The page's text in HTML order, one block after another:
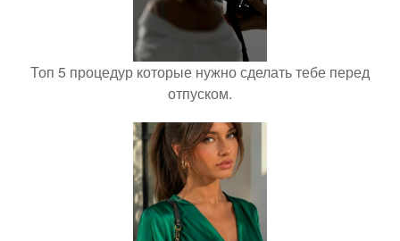
Топ 5 процедур которые нужно сделать тебе перед
отпуском.